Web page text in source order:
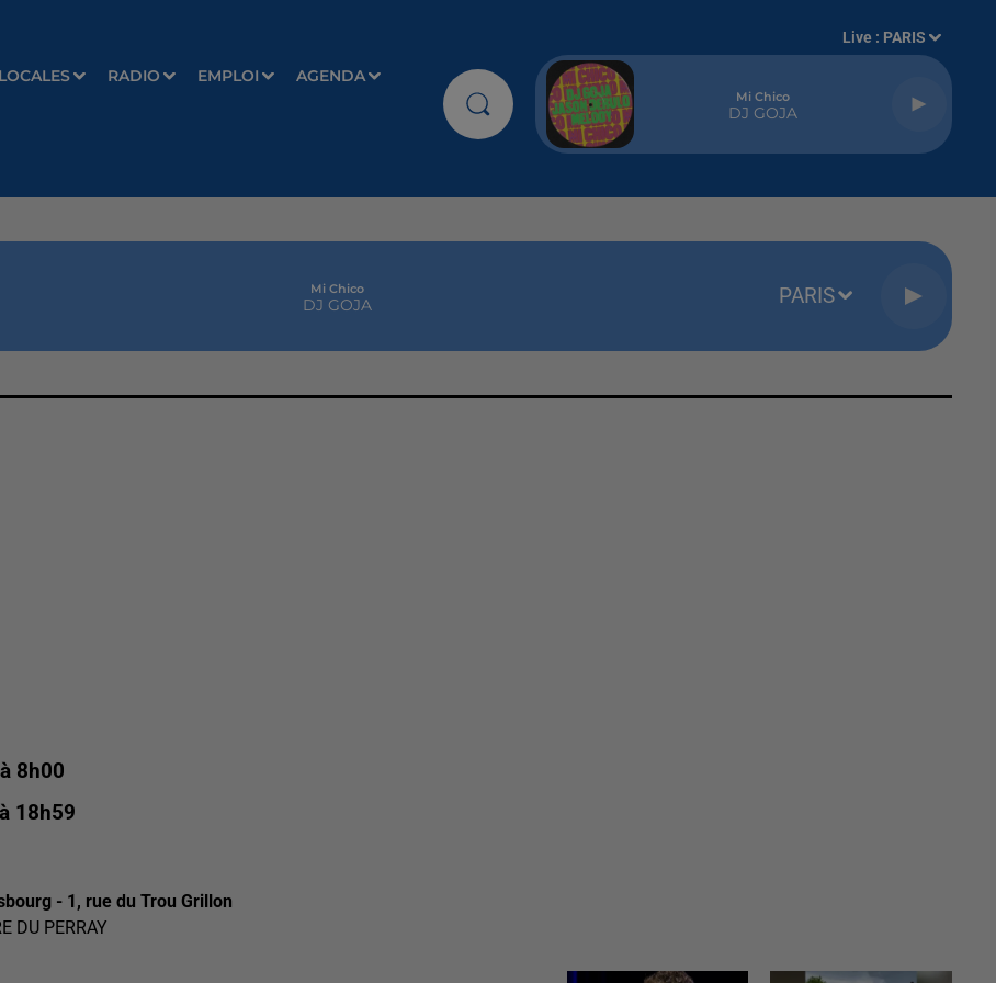
RADIO EMPLOI AGENDA
Live : PARIS
Mi Chico
DJ GOJA
Mi Chico
DJ GOJA PARIS
8h00
18h59
- 1, rue du Trou Grillon
DU PERRAY